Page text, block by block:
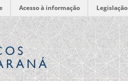
Acesso à informação Legislação